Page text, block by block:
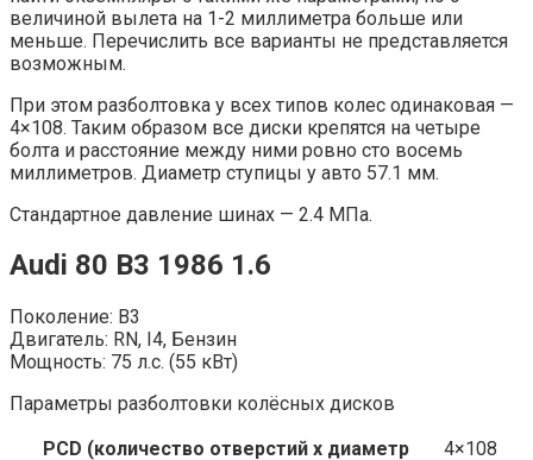
величиной вылета на 1-2 миллиметра больше или
меньше. Перечислить все варианты не представляется
возможным.
При этом разболтовка у всех типов колес одинаковая —
4×108. Таким образом все диски крепятся на четыре
болта и расстояние между ними ровно сто восемь
миллиметров. Диаметр ступицы у авто 57.1 мм.
Стандартное давление шинах — 2.4 МПа.
Audi 80 B3 1986 1.6
Поколение: B3
Двигатель: RN, I4, Бензин
Мощность: 75 л.с. (55 кВт)
Параметры разболтовки колёсных дисков
PCD (количество отверстий x диаметр
4×108